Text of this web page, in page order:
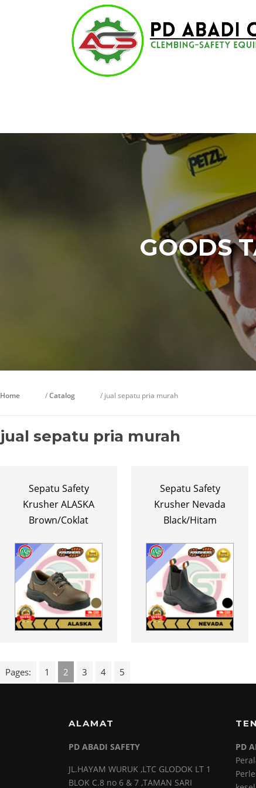
GOODS
Home /Catalog / jual sepatu pria murah
jual sepatu pria murah
Sepatu Safety
Krusher ALASKA
Brown/Coklat
Sepatu Safety
Krusher Nevada
Black/Hitam
Pages: 1 2 3 4 5
ALAMAT
PD ABADI SAFETY
JL.HAYAM WURUK ,LTC GLODOK LT 1
BLOK C.8 no 6 & 7 ,TAMAN SARI
PD